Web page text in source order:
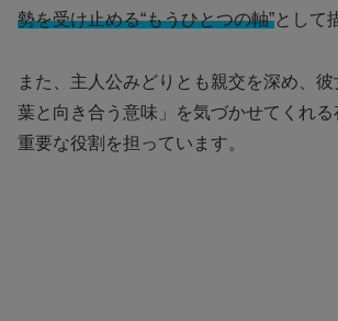
勢を受け止める“もうひとつの軸”として
また、主人公みどりとも親交を深め、
葉と向き合う意味」を気づかせてくれる
重要な役割を担っています。